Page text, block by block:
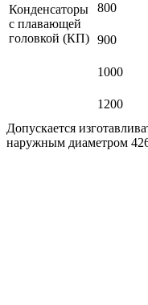
Конденсаторы
с плавающей
головкой (КП)
800
900
1000
1200
Допускается
наружным диаметром